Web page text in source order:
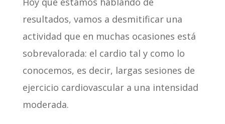
resultados, vamos a desmitificar una
actividad que en muchas ocasiones está
sobrevalorada: el cardio tal y como lo
conocemos, es decir, largas sesiones de
ejercicio cardiovascular a una intensidad
moderada.